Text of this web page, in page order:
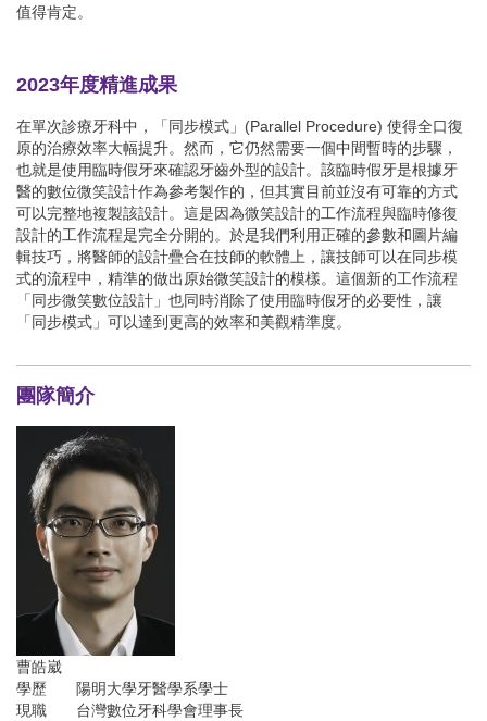
值得肯定。
2023年度精進成果
在單次診療牙科中，「同步模式」(Parallel Procedure) 使得全口復
原的治療效率大幅提升。然而，它仍然需要一個中間暫時的步驟，
也就是使用臨時假牙來確認牙齒外型的設計。該臨時假牙是根據牙
醫的數位微笑設計作為參考製作的，但其實目前並沒有可靠的方式
可以完整地複製該設計。這是因為微笑設計的工作流程與臨時修復
設計的工作流程是完全分開的。於是我們利用正確的參數和圖片編
輯技巧，將醫師的設計疊合在技師的軟體上，讓技師可以在同步模
式的流程中，精準的做出原始微笑設計的模樣。這個新的工作流程
「同步微笑數位設計」也同時消除了使用臨時假牙的必要性，讓
「同步模式」可以達到更高的效率和美觀精準度。
團隊簡介
曹皓崴
學歷
陽明大學牙醫學系學士
現職
台灣數位牙科學會理事長